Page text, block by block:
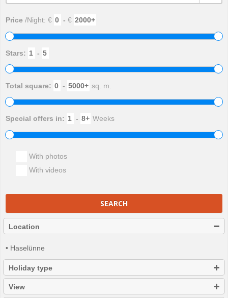
Price /Night: € - €
Stars: -
Total square: - sq. m.
Special offers in: - Weeks
With photos
With videos
SEARCH
Location
• Haselünne
Holiday type
View